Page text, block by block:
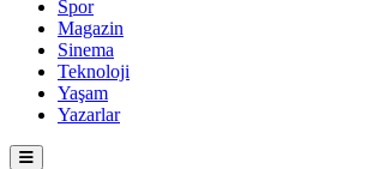
Spor
Magazin
Sinema
Teknoloji
Yaşam
Yazarlar